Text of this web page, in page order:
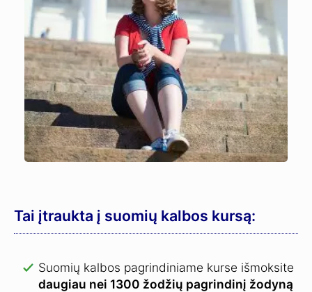
Tai įtraukta į suomių kalbos kursą:
Suomių kalbos pagrindiniame kurse išmoksite
daugiau nei 1300 žodžių pagrindinį žodyną